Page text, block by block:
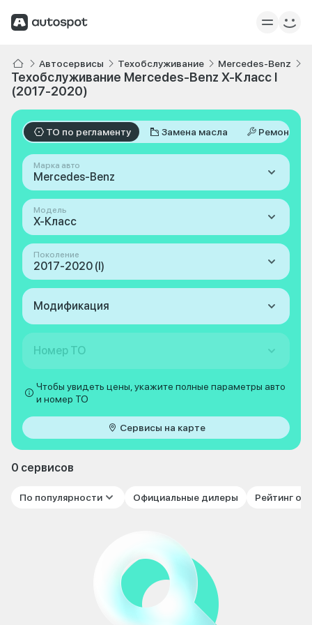
Автосервисы Техобслуживание Mercedes-Benz
Техобслуживание Mercedes-Benz X-Класс I
(2017-2020)
ТО по регламенту Замена масла Ремонт
Марка авто
Mercedes-Benz
Модель
X-Класс
Поколение
2017-2020 (I)
Модификация
Номер ТО
Чтобы увидеть цены, укажите полные параметры авто
и номер ТО
Сервисы на карте
0 сервисов
По популярности Официальные дилеры Рейтинг